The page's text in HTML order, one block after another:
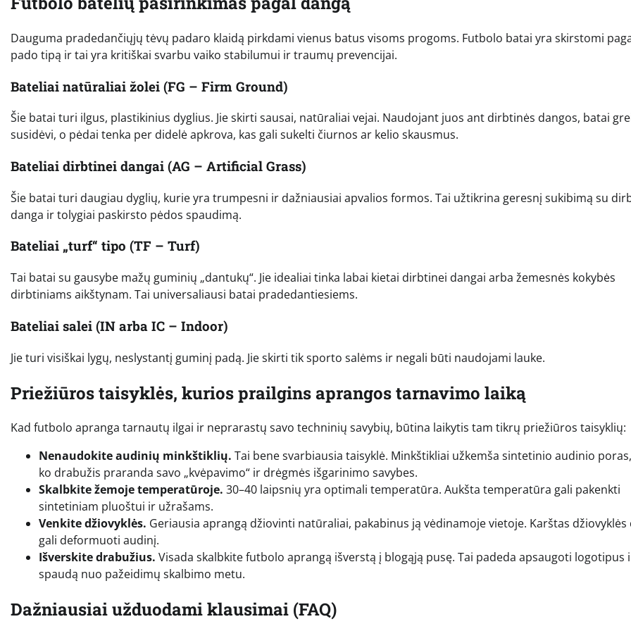
Dauguma pradedančiųjų tėvų padaro klaidą pirkdami vienus batus visoms progoms. Futbolo batai yra skirstomi
pado tipą ir tai yra kritiškai svarbu vaiko stabilumui ir traumų prevencijai.
Bateliai natūraliai žolei (FG – Firm Ground)
Šie batai turi ilgus, plastikinius dyglius. Jie skirti sausai, natūraliai vejai. Naudojant juos ant dirbtinės dangos, batai
susidėvi, o pėdai tenka per didelė apkrova, kas gali sukelti čiurnos ar kelio skausmus.
Bateliai dirbtinei dangai (AG – Artificial Grass)
Šie batai turi daugiau dyglių, kurie yra trumpesni ir dažniausiai apvalios formos. Tai užtikrina geresnį sukibimą su
danga ir tolygiai paskirsto pėdos spaudimą.
Bateliai „turf“ tipo (TF – Turf)
Tai batai su gausybe mažų guminių „dantukų“. Jie idealiai tinka labai kietai dirbtinei dangai arba žemesnės kokybės
dirbtiniams aikštynam. Tai universaliausi batai pradedantiesiems.
Bateliai salei (IN arba IC – Indoor)
Jie turi visiškai lygų, neslystantį guminį padą. Jie skirti tik sporto salėms ir negali būti naudojami lauke.
Priežiūros taisyklės, kurios prailgins aprangos tarnavimo laiką
Kad futbolo apranga tarnautų ilgai ir neprarastų savo techninių savybių, būtina laikytis tam tikrų priežiūros taisyklių:
Nenaudokite audinių minkštiklių. Tai bene svarbiausia taisyklė. Minkštikliai užkemša sintetinio audinio
ko drabužis praranda savo „kvėpavimo“ ir drėgmės išgarinimo savybes.
Skalbkite žemoje temperatūroje. 30–40 laipsnių yra optimali temperatūra. Aukšta temperatūra gali pakenkti
sintetiniam pluoštui ir užrašams.
Venkite džiovyklės. Geriausia aprangą džiovinti natūraliai, pakabinus ją vėdinamoje vietoje. Karštas džiovyklės
gali deformuoti audinį.
Išverskite drabužius. Visada skalbkite futbolo aprangą išverstą į blogąją pusę. Tai padeda apsaugoti logotipus
spaudą nuo pažeidimų skalbimo metu.
Dažniausiai užduodami klausimai (FAQ)